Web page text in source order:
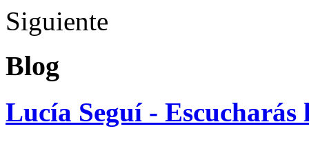
Siguiente
Blog
Lucía Seguí - Escucharás